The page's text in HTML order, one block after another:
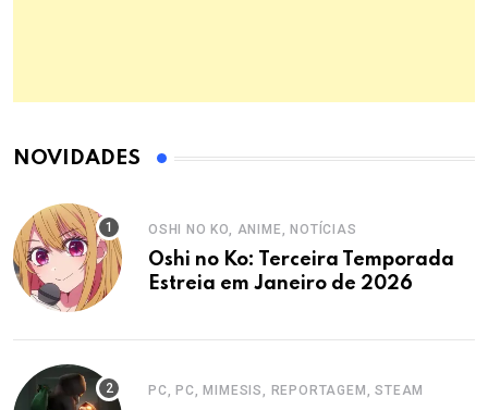
NOVIDADES
OSHI NO KO, ANIME, NOTÍCIAS
Oshi no Ko: Terceira Temporada
Estreia em Janeiro de 2026
PC, PC, MIMESIS, REPORTAGEM, STEAM